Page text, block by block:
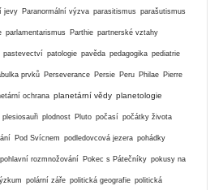
jevy Paranormální výzva parasitismus parašutismus
parlamentarismus Parthie partnerské vztahy
pastevectví patologie pavěda pedagogika pediatrie
prvků Perseverance Persie Peru Philae Pierre
ochrana planetární vědy planetologie
plesiosauři plodnost Pluto počasí počátky života
Pod Svícnem podledovcová jezera pohádky
pohlavní rozmnožování Pokec s Pátečníky pokusy na
polární záře politická geografie politická